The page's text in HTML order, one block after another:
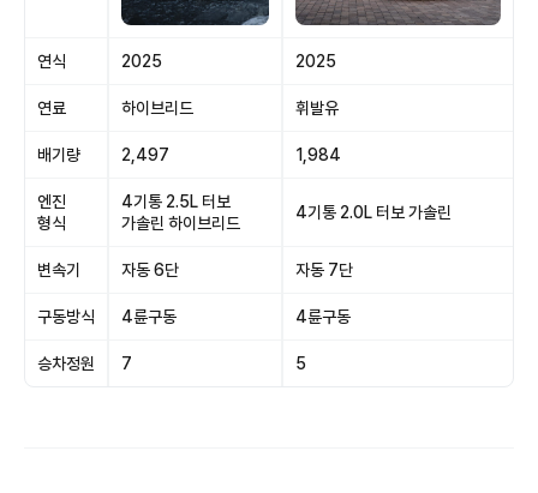
연식 2025 2025
연료 하이브리드 휘발유
배기량 2,497 1,984
엔진
형식
4기통 2.5L 터보
가솔린 하이브리드
4기통 2.0L 터보 가솔린
변속기 자동 6단 자동 7단
구동방식 4륜구동 4륜구동
승차정원 7 5